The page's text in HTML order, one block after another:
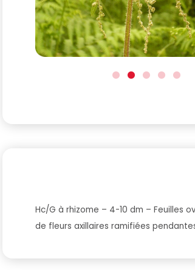
Hc/G à rhizome – 4-10 dm – Feuilles
de fleurs axillaires ramifiées